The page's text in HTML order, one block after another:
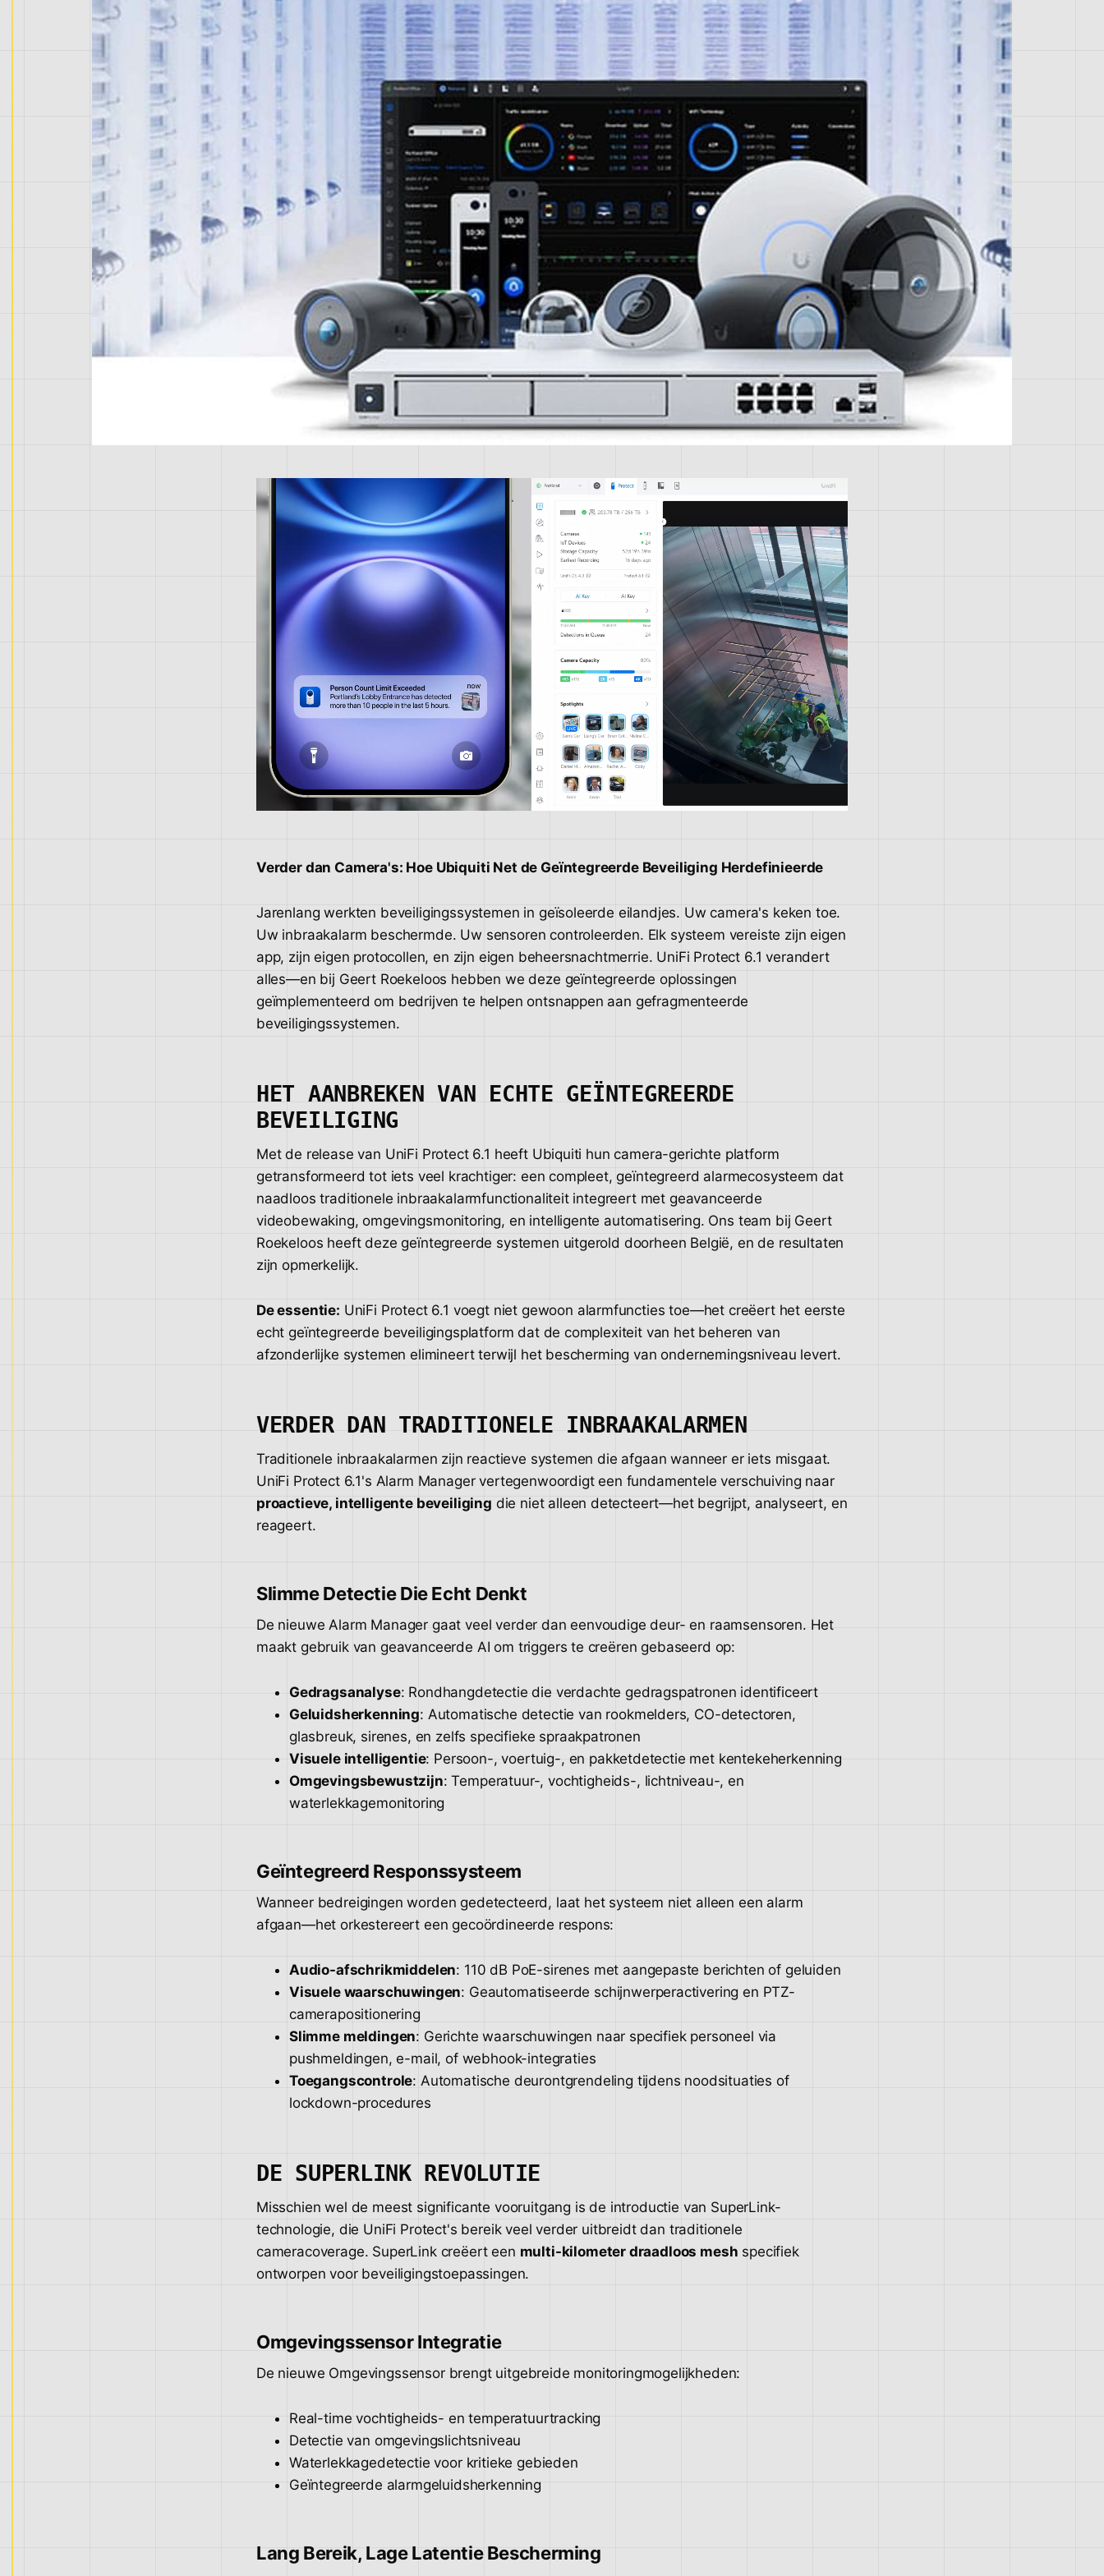
Verder dan Camera's: Hoe Ubiquiti Net de Geïntegreerde Beveiliging Herdefinieerde
Jarenlang werkten beveiligingssystemen in geïsoleerde eilandjes. Uw camera's keken toe.
Uw inbraakalarm beschermde. Uw sensoren controleerden. Elk systeem vereiste zijn eigen
app, zijn eigen protocollen, en zijn eigen beheersnachtmerrie. UniFi Protect 6.1 verandert
alles—en bij Geert Roekeloos hebben we deze geïntegreerde oplossingen
geïmplementeerd om bedrijven te helpen ontsnappen aan gefragmenteerde
beveiligingssystemen.
HET AANBREKEN VAN ECHTE GEÏNTEGREERDE
BEVEILIGING
Met de release van UniFi Protect 6.1 heeft Ubiquiti hun camera-gerichte platform
getransformeerd tot iets veel krachtiger: een compleet, geïntegreerd alarmecosysteem dat
naadloos traditionele inbraakalarmfunctionaliteit integreert met geavanceerde
videobewaking, omgevingsmonitoring, en intelligente automatisering. Ons team bij Geert
Roekeloos heeft deze geïntegreerde systemen uitgerold doorheen België, en de resultaten
zijn opmerkelijk.
De essentie: UniFi Protect 6.1 voegt niet gewoon alarmfuncties toe—het creëert het eerste
echt geïntegreerde beveiligingsplatform dat de complexiteit van het beheren van
afzonderlijke systemen elimineert terwijl het bescherming van ondernemingsniveau levert.
VERDER DAN TRADITIONELE INBRAAKALARMEN
Traditionele inbraakalarmen zijn reactieve systemen die afgaan wanneer er iets misgaat.
UniFi Protect 6.1's Alarm Manager vertegenwoordigt een fundamentele verschuiving naar
proactieve, intelligente beveiliging die niet alleen detecteert—het begrijpt, analyseert, en
reageert.
Slimme Detectie Die Echt Denkt
De nieuwe Alarm Manager gaat veel verder dan eenvoudige deur- en raamsensoren. Het
maakt gebruik van geavanceerde AI om triggers te creëren gebaseerd op:
Gedragsanalyse: Rondhangdetectie die verdachte gedragspatronen identificeert
Geluidsherkenning: Automatische detectie van rookmelders, CO-detectoren,
glasbreuk, sirenes, en zelfs specifieke spraakpatronen
Visuele intelligentie: Persoon-, voertuig-, en pakketdetectie met kentekeherkenning
Omgevingsbewustzijn: Temperatuur-, vochtigheids-, lichtniveau-, en
waterlekkagemonitoring
Geïntegreerd Responssysteem
Wanneer bedreigingen worden gedetecteerd, laat het systeem niet alleen een alarm
afgaan—het orkestereert een gecoördineerde respons:
Audio-afschrikmiddelen: 110 dB PoE-sirenes met aangepaste berichten of geluiden
Visuele waarschuwingen: Geautomatiseerde schijnwerperactivering en PTZ-
camerapositionering
Slimme meldingen: Gerichte waarschuwingen naar specifiek personeel via
pushmeldingen, e-mail, of webhook-integraties
Toegangscontrole: Automatische deurontgrendeling tijdens noodsituaties of
lockdown-procedures
DE SUPERLINK REVOLUTIE
Misschien wel de meest significante vooruitgang is de introductie van SuperLink-
technologie, die UniFi Protect's bereik veel verder uitbreidt dan traditionele
cameracoverage. SuperLink creëert een multi-kilometer draadloos mesh specifiek
ontworpen voor beveiligingstoepassingen.
Omgevingssensor Integratie
De nieuwe Omgevingssensor brengt uitgebreide monitoringmogelijkheden:
Real-time vochtigheids- en temperatuurtracking
Detectie van omgevingslichtsniveau
Waterlekkagedetectie voor kritieke gebieden
Geïntegreerde alarmgeluidsherkenning
Lang Bereik, Lage Latentie Bescherming